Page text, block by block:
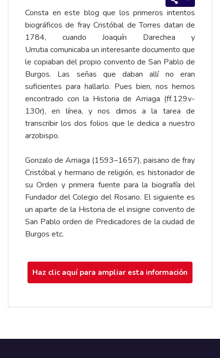
Consta en este blog que los primeros intentos
biográficos de fray Cristóbal de Torres datan de
1784, cuando Joaquín Darechea y
Urrutia comunicaba un interesante documento que
le copiaban del propio convento de San Pablo de
Burgos. Las señas que daban allí no eran
suficientes para hallarlo. Pues bien, nos hemos
encontrado con la Historia de Arriaga (ff.129v-
130r),en línea, y nos dimos a la tarea de
transcribir los dos folios que le dedica a nuestro
arzobispo.
Gonzalo de Arriaga (1593–1657), paisano de fray
Cristóbal y hermano de religión, es historiador de
su Orden y primera fuente para la biografía del
Fundador del Colegio del Rosario. El siguiente es
un aparte de la Historia de el insigne convento de
San Pablo orden de Predicadores de la ciudad de
Burgos etc.
Haz clic aquí para ampliar esta información